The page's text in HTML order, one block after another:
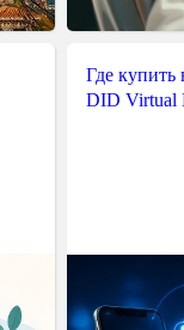
Где
DID Virtual